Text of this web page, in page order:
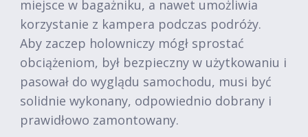
miejsce w bagażniku, a nawet umożliwia
korzystanie z kampera podczas podróży.
Aby zaczep holowniczy mógł sprostać
obciążeniom, był bezpieczny w użytkowaniu i
pasował do wyglądu samochodu, musi być
solidnie wykonany, odpowiednio dobrany i
prawidłowo zamontowany.